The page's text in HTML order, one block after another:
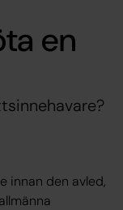
en
innan den avled,